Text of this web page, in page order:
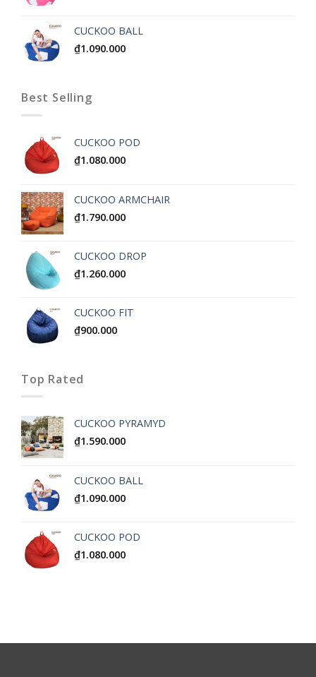
CUCKOO BALL
₫1.090.000
Best Selling
CUCKOO POD
₫1.080.000
CUCKOO ARMCHAIR
₫1.790.000
CUCKOO DROP
₫1.260.000
CUCKOO FIT
₫900.000
Top Rated
CUCKOO PYRAMYD
₫1.590.000
CUCKOO BALL
₫1.090.000
CUCKOO POD
₫1.080.000